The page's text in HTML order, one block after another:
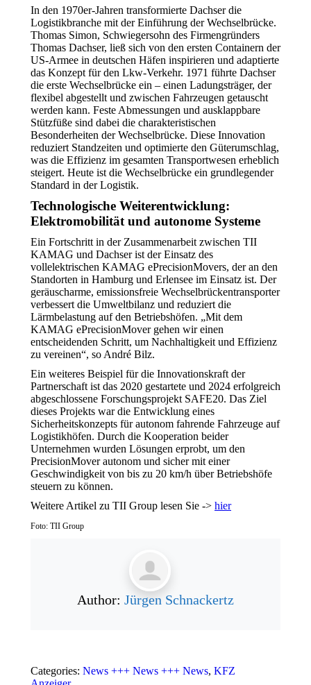
In den 1970er-Jahren transformierte Dachser die
Logistikbranche mit der Einführung der Wechselbrücke.
Thomas Simon, Schwiegersohn des Firmengründers
Thomas Dachser, ließ sich von den ersten Containern der
US-Armee in deutschen Häfen inspirieren und adaptierte
das Konzept für den Lkw-Verkehr. 1971 führte Dachser
die erste Wechselbrücke ein – einen Ladungsträger, der
flexibel abgestellt und zwischen Fahrzeugen getauscht
werden kann. Feste Abmessungen und ausklappbare
Stützfüße sind dabei die charakteristischen
Besonderheiten der Wechselbrücke. Diese Innovation
reduziert Standzeiten und optimierte den Güterumschlag,
was die Effizienz im gesamten Transportwesen erheblich
steigert. Heute ist die Wechselbrücke ein grundlegender
Standard in der Logistik.
Technologische Weiterentwicklung:
Elektromobilität und autonome Systeme
Ein Fortschritt in der Zusammenarbeit zwischen TII
KAMAG und Dachser ist der Einsatz des
vollelektrischen KAMAG ePrecisionMovers, der an den
Standorten in Hamburg und Erlensee im Einsatz ist. Der
geräuscharme, emissionsfreie Wechselbrückentransporter
verbessert die Umweltbilanz und reduziert die
Lärmbelastung auf den Betriebshöfen. „Mit dem
KAMAG ePrecisionMover gehen wir einen
entscheidenden Schritt, um Nachhaltigkeit und Effizienz
zu vereinen“, so André Bilz.
Ein weiteres Beispiel für die Innovationskraft der
Partnerschaft ist das 2020 gestartete und 2024 erfolgreich
abgeschlossene Forschungsprojekt SAFE20. Das Ziel
dieses Projekts war die Entwicklung eines
Sicherheitskonzepts für autonom fahrende Fahrzeuge auf
Logistikhöfen. Durch die Kooperation beider
Unternehmen wurden Lösungen erprobt, um den
PrecisionMover autonom und sicher mit einer
Geschwindigkeit von bis zu 20 km/h über Betriebshöfe
steuern zu können.
Weitere Artikel zu TII Group lesen Sie -> hier
Foto: TII Group
Author: Jürgen Schnackertz
Categories: News +++ News +++ News, KFZ